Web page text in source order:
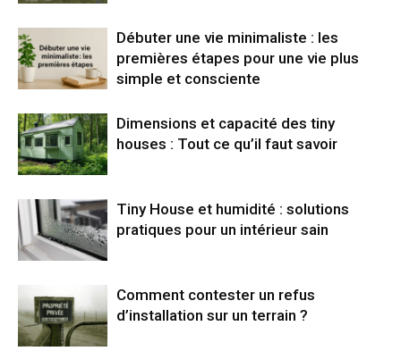
Débuter une vie minimaliste : les
premières étapes pour une vie plus
simple et consciente
Dimensions et capacité des tiny
houses : Tout ce qu’il faut savoir
Tiny House et humidité : solutions
pratiques pour un intérieur sain
Comment contester un refus
d’installation sur un terrain ?